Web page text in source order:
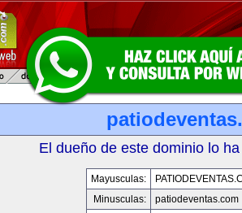
El dueño de este dominio lo
Mayusculas:
Minusculas:
patiodeventas.com